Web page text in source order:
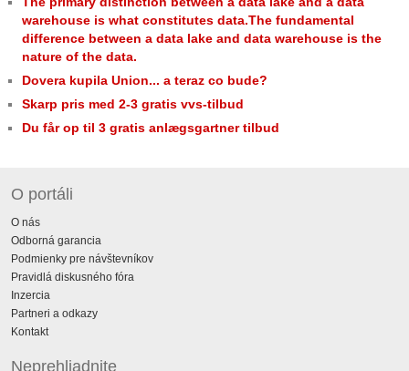
warehouse is what constitutes data.The fundamental
difference between a data lake and data warehouse is the
nature of the data.
Dovera kupila Union... a teraz co bude?
Skarp pris med 2-3 gratis vvs-tilbud
Du får op til 3 gratis anlægsgartner tilbud
O portáli
O nás
Odborná garancia
Podmienky pre návštevníkov
Pravidlá diskusného fóra
Inzercia
Partneri a odkazy
Kontakt
Neprehliadnite